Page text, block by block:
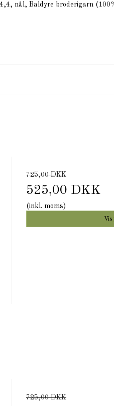
nål, Baldyre broderigarn
725,00 DKK
525,00 DKK
(inkl. moms)
Vis
725,00 DKK